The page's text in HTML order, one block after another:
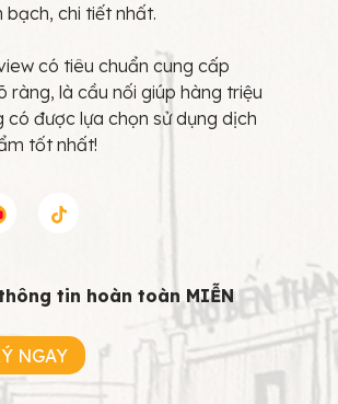
bạch, chi tiết nhất.
có tiêu chuẩn cung cấp
ràng, là cầu nối giúp hàng triệu
có được lựa chọn sử dụng dịch
tốt nhất!
tin hoàn toàn MIỄN
NGAY